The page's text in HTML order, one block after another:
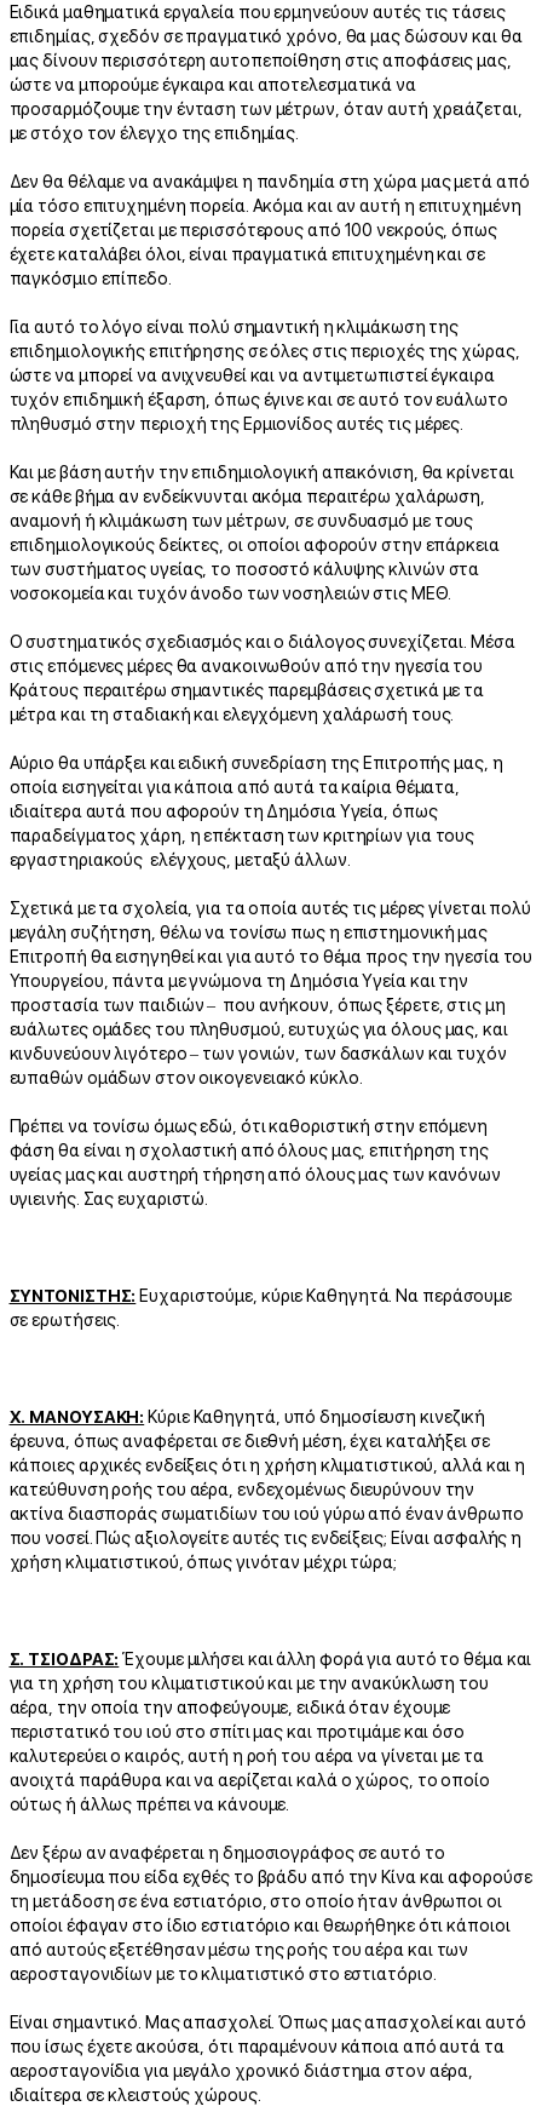
Ειδικά μαθηματικά εργαλεία που ερμηνεύουν αυτές τις τάσεις
επιδημίας, σχεδόν σε πραγματικό χρόνο, θα μας δώσουν και θα
μας δίνουν περισσότερη αυτοπεποίθηση στις αποφάσεις μας,
ώστε να μπορούμε έγκαιρα και αποτελεσματικά να
προσαρμόζουμε την ένταση των μέτρων, όταν αυτή χρειάζεται,
με στόχο τον έλεγχο της επιδημίας.
Δεν θα θέλαμε να ανακάμψει η πανδημία στη χώρα μας μετά από
μία τόσο επιτυχημένη πορεία. Ακόμα και αν αυτή η επιτυχημένη
πορεία σχετίζεται με περισσότερους από 100 νεκρούς, όπως
έχετε καταλάβει όλοι, είναι πραγματικά επιτυχημένη και σε
παγκόσμιο επίπεδο.
Για αυτό το λόγο είναι πολύ σημαντική η κλιμάκωση της
επιδημιολογικής επιτήρησης σε όλες στις περιοχές της χώρας,
ώστε να μπορεί να ανιχνευθεί και να αντιμετωπιστεί έγκαιρα
τυχόν επιδημική έξαρση, όπως έγινε και σε αυτό τον ευάλωτο
πληθυσμό στην περιοχή της Ερμιονίδος αυτές τις μέρες.
Και με βάση αυτήν την επιδημιολογική απεικόνιση, θα κρίνεται
σε κάθε βήμα αν ενδείκνυνται ακόμα περαιτέρω χαλάρωση,
αναμονή ή κλιμάκωση των μέτρων, σε συνδυασμό με τους
επιδημιολογικούς δείκτες, οι οποίοι αφορούν στην επάρκεια
των συστήματος υγείας, το ποσοστό κάλυψης κλινών στα
νοσοκομεία και τυχόν άνοδο των νοσηλειών στις ΜΕΘ.
Ο συστηματικός σχεδιασμός και ο διάλογος συνεχίζεται. Μέσα
στις επόμενες μέρες θα ανακοινωθούν από την ηγεσία του
Κράτους περαιτέρω σημαντικές παρεμβάσεις σχετικά με τα
μέτρα και τη σταδιακή και ελεγχόμενη χαλάρωσή τους.
Αύριο θα υπάρξει και ειδική συνεδρίαση της Επιτροπής μας, η
οποία εισηγείται για κάποια από αυτά τα καίρια θέματα,
ιδιαίτερα αυτά που αφορούν τη Δημόσια Υγεία, όπως
παραδείγματος χάρη, η επέκταση των κριτηρίων για τους
εργαστηριακούς ελέγχους, μεταξύ άλλων.
Σχετικά με τα σχολεία, για τα οποία αυτές τις μέρες γίνεται πολύ
μεγάλη συζήτηση, θέλω να τονίσω πως η επιστημονική μας
Επιτροπή θα εισηγηθεί και για αυτό το θέμα προς την ηγεσία του
Υπουργείου, πάντα με γνώμονα τη Δημόσια Υγεία και την
προστασία των παιδιών – που ανήκουν, όπως ξέρετε, στις μη
ευάλωτες ομάδες του πληθυσμού, ευτυχώς για όλους μας, και
κινδυνεύουν λιγότερο – των γονιών, των δασκάλων και τυχόν
ευπαθών ομάδων στον οικογενειακό κύκλο.
Πρέπει να τονίσω όμως εδώ, ότι καθοριστική στην επόμενη
φάση θα είναι η σχολαστική από όλους μας, επιτήρηση της
υγείας μας και αυστηρή τήρηση από όλους μας των κανόνων
υγιεινής. Σας ευχαριστώ.
ΣΥΝΤΟΝΙΣΤΗΣ: Ευχαριστούμε, κύριε Καθηγητά. Να περάσουμε
σε ερωτήσεις.
Χ. ΜΑΝΟΥΣΑΚΗ: Κύριε Καθηγητά, υπό δημοσίευση κινεζική
έρευνα, όπως αναφέρεται σε διεθνή μέση, έχει καταλήξει σε
κάποιες αρχικές ενδείξεις ότι η χρήση κλιματιστικού, αλλά και η
κατεύθυνση ροής του αέρα, ενδεχομένως διευρύνουν την
ακτίνα διασποράς σωματιδίων του ιού γύρω από έναν άνθρωπο
που νοσεί. Πώς αξιολογείτε αυτές τις ενδείξεις; Είναι ασφαλής η
χρήση κλιματιστικού, όπως γινόταν μέχρι τώρα;
Σ. ΤΣΙΟΔΡΑΣ: Έχουμε μιλήσει και άλλη φορά για αυτό το θέμα και
για τη χρήση του κλιματιστικού και με την ανακύκλωση του
αέρα, την οποία την αποφεύγουμε, ειδικά όταν έχουμε
περιστατικό του ιού στο σπίτι μας και προτιμάμε και όσο
καλυτερεύει ο καιρός, αυτή η ροή του αέρα να γίνεται με τα
ανοιχτά παράθυρα και να αερίζεται καλά ο χώρος, το οποίο
ούτως ή άλλως πρέπει να κάνουμε.
Δεν ξέρω αν αναφέρεται η δημοσιογράφος σε αυτό το
δημοσίευμα που είδα εχθές το βράδυ από την Κίνα και αφορούσε
τη μετάδοση σε ένα εστιατόριο, στο οποίο ήταν άνθρωποι οι
οποίοι έφαγαν στο ίδιο εστιατόριο και θεωρήθηκε ότι κάποιοι
από αυτούς εξετέθησαν μέσω της ροής του αέρα και των
αεροσταγονιδίων με το κλιματιστικό στο εστιατόριο.
Είναι σημαντικό. Μας απασχολεί. Όπως μας απασχολεί και αυτό
που ίσως έχετε ακούσει, ότι παραμένουν κάποια από αυτά τα
αεροσταγονίδια για μεγάλο χρονικό διάστημα στον αέρα,
ιδιαίτερα σε κλειστούς χώρους.